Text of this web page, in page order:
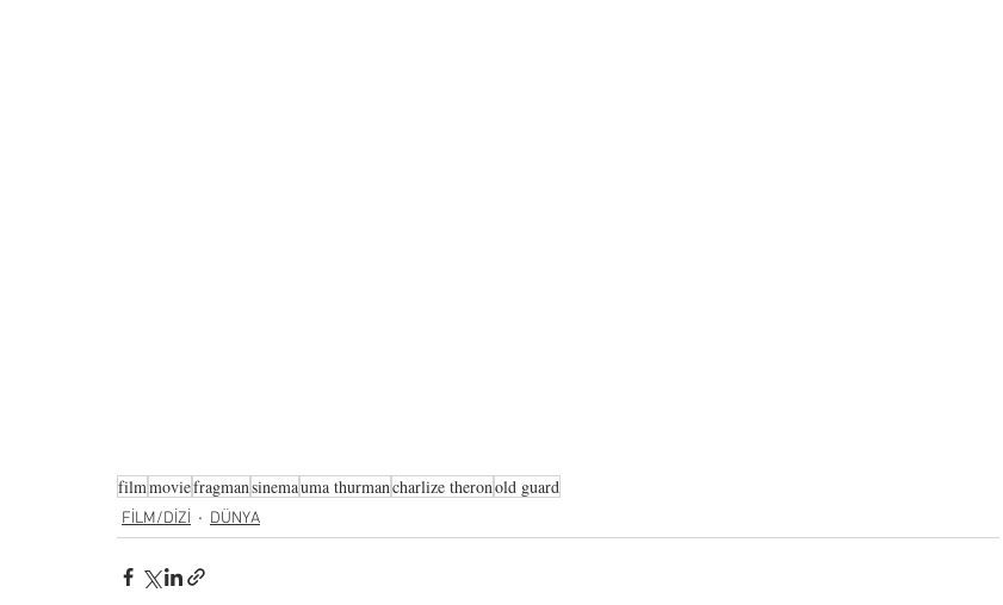
filmmoviefragmansinemauma thurmancharlize theronold guard
FİLM/DİZİ DÜNYA